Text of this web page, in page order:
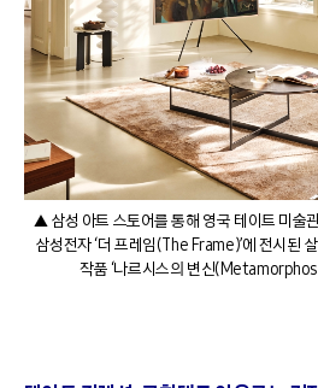
▲ 삼성 아트 스토어를 통해 영국 테이트 미술
삼성전자 ‘더 프레임(The Frame)’에 전시된
작품 ‘나르시스의 변신